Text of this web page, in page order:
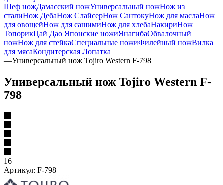
Шеф ножДамасский ножУниверсальный ножНож из
сталиНож ДебаНож СлайсерНож СантокуНож для маслаНож
для овощейНож для сашимиНож для хлебаНакириНож
ТопорикЦай Дао Японские ножиЯнагибаОбвалочный
ножНож для стейкаСпециальные ножиФилейный ножВилка
для мясаКондитерская Лопатка
—Универсальный нож Tojiro Western F-798
Универсальный нож Tojiro Western F-
798
16
Артикул: F-798